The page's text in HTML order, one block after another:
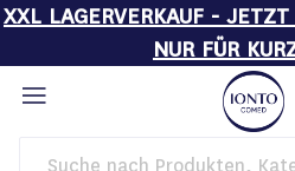
XXL LAGERVERKAUF -
NUR FÜR
zum
Inhalt